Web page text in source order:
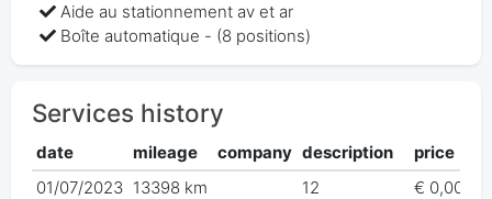
Aide au stationnement av et ar
Boîte automatique - (8 positions)
Services history
date mileage company description
price
01/07/2023 13398 km
12
€ 0,00